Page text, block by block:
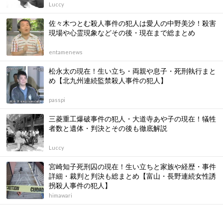
Luccy
佐々木つとむ殺人事件の犯人は愛人の中野美沙！殺害
現場や心霊現象などその後・現在まで総まとめ
entamenews
松永太の現在！生い立ち・両親や息子・死刑執行まと
め【北九州連続監禁殺人事件の犯人】
passpi
三菱重工爆破事件の犯人・大道寺あや子の現在！犠牲
者数と遺体・判決とその後も徹底解説
Luccy
宮崎知子死刑囚の現在！生い立ちと家族や経歴・事件
詳細・裁判と判決も総まとめ【富山・長野連続女性誘
拐殺人事件の犯人】
himawari